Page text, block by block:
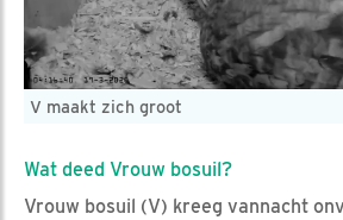
V maakt zich groot
Wat deed Vrouw bosuil?
Vrouw bosuil (V) kreeg vannacht